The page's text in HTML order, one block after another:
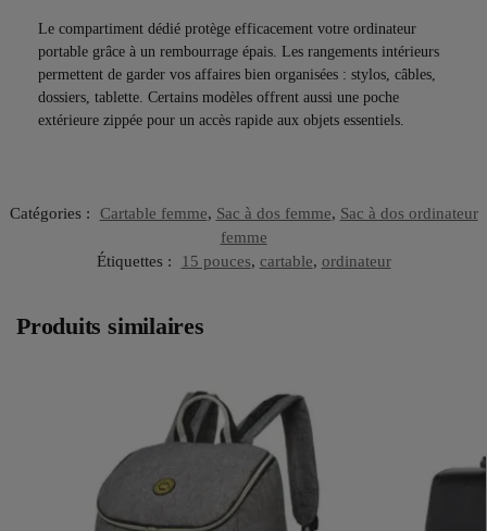
Le compartiment dédié protège efficacement votre ordinateur
portable grâce à un rembourrage épais. Les rangements intérieurs
permettent de garder vos affaires bien organisées : stylos, câbles,
dossiers, tablette. Certains modèles offrent aussi une poche
extérieure zippée pour un accès rapide aux objets essentiels.
Catégories : Cartable femme, Sac à dos femme, Sac à dos ordinateur
femme
Étiquettes :
15 pouces, cartable, ordinateur
Produits similaires